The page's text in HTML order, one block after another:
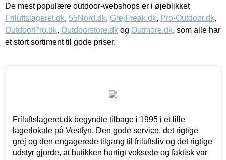
De mest populære outdoor-webshops er i øjeblikket
Friluftslageret.dk, 55Nord.dk, GrejFreak.dk, Pro-Outdoor.dk,
OutdoorPro.dk, Outdoorstore.dk og Outmore.dk, som alle har
et stort sortiment til gode priser.
Friluftslageret.dk begyndte tilbage i 1995 i et lille
lagerlokale på Vestfyn. Den gode service, det rigtige
grej og den engagerede tilgang til friluftsliv og det rigtige
udstyr gjorde, at butikken hurtigt voksede og faktisk var